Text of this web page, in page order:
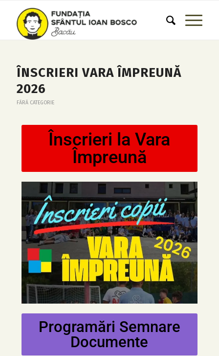
ÎNSCRIERI VARA ÎMPREUNĂ
2026
FĂRĂ CATEGORIE
Înscrieri la Vara
Împreună
Programări Semnare
Documente